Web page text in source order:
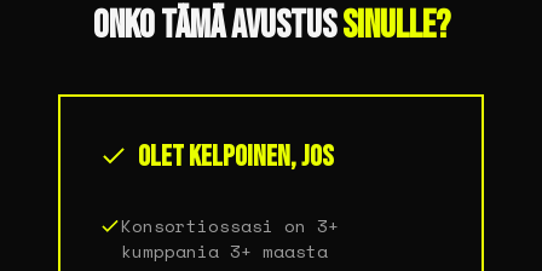
ONKO TÄMÄ AVUSTUSSINULLE?
OLET KELPOINEN, JOS
Konsortiossasi on 3+
kumppania 3+ maasta